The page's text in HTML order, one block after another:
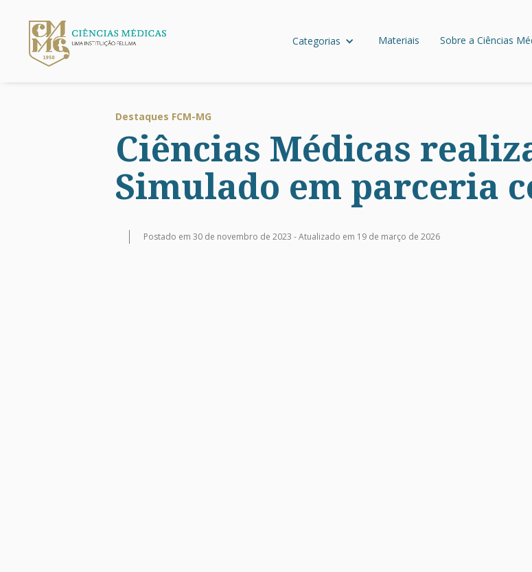
Categorias Materiais Sobre a Ciências
Destaques FCM-MG
Ciências Médicas
Simulado em parceria
Postado em 30 de novembro de 2023 -Atualizado em 19 de março de 2026